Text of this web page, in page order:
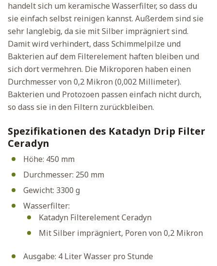
handelt sich um keramische Wasserfilter, so dass du
sie einfach selbst reinigen kannst. Außerdem sind sie
sehr langlebig, da sie mit Silber imprägniert sind.
Damit wird verhindert, dass Schimmelpilze und
Bakterien auf dem Filterelement haften bleiben und
sich dort vermehren. Die Mikroporen haben einen
Durchmesser von 0,2 Mikron (0,002 Millimeter).
Bakterien und Protozoen passen einfach nicht durch,
so dass sie in den Filtern zurückbleiben.
Spezifikationen des Katadyn Drip Filter
Ceradyn
Höhe: 450 mm
Durchmesser: 250 mm
Gewicht: 3300 g
Wasserfilter:
Katadyn Filterelement Ceradyn
Mit Silber imprägniert, Poren von 0,2 Mikron
Ausgabe: 4 Liter Wasser pro Stunde